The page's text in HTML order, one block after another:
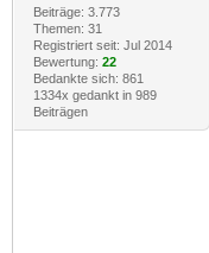
Beiträge: 3.773
Themen: 31
Registriert seit: Jul 2014
Bewertung: 22
Bedankte sich: 861
1334x gedankt in 989
Beiträgen